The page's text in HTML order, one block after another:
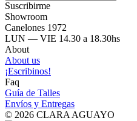
Suscribirme
Showroom
Canelones 1972
LUN — VIE 14.30 a 18.30hs
About
About us
¡Escribinos!
Faq
Guía de Talles
Envíos y Entregas
© 2026 CLARA AGUAYO